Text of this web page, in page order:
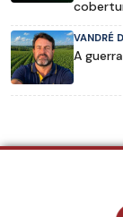
VANDRÉ
A